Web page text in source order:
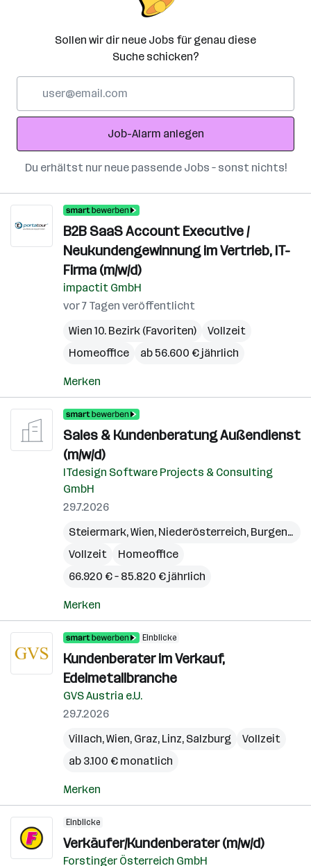
Sollen wir dir neue Jobs für genau diese
Suche schicken?
Adresse
Job-Alarm anlegen
Du erhältst nur neue passende Jobs – sonst nichts!
B2B SaaS Account Executive /
Neukundengewinnung im Vertrieb, IT-
Firma (m/w/d)
impactit GmbH
vor 7 Tagen veröffentlicht
Wien 10. Bezirk (Favoriten)
Vollzeit
Homeoffice
ab 56.600 € jährlich
Merken
Sales & Kundenberatung Außendienst
(m/w/d)
ITdesign Software Projects & Consulting
GmbH
29.7.2026
Steiermark,Wien, Niederösterreich, Burgenland
Vollzeit
Homeoffice
66.920 € – 85.820 € jährlich
Merken
Einblicke
Kundenberater im Verkauf,
Edelmetallbranche
GVS Austria e.U.
29.7.2026
Villach,Wien, Graz, Linz, Salzburg
Vollzeit
ab 3.100 € monatlich
Merken
Einblicke
Verkäufer/Kundenberater (m/w/d)
Forstinger Österreich GmbH